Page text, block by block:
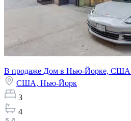
В продаже Дом в Нью-Йорке, США
США, Нью-Йорк
3
4